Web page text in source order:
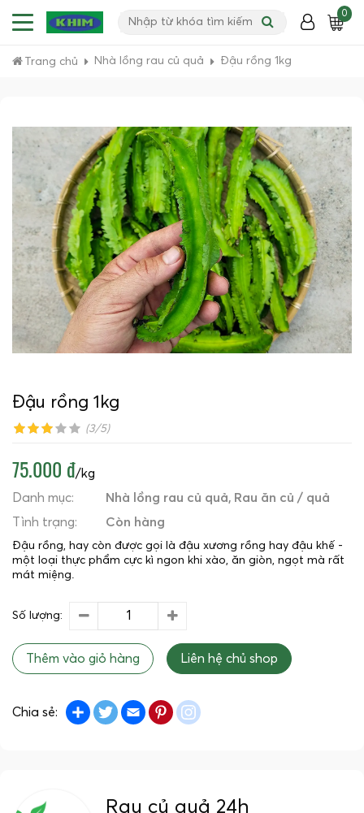
0
Trang chủ Nhà lồng rau củ quả Đậu rồng 1kg
Đậu rồng 1kg
(3/5)
75.000 đ/kg
Danh mục:
Nhà lồng rau củ quả
Rau ăn củ / quả
Tình trạng:
Còn hàng
Đậu rồng, hay còn được gọi là đậu xương rồng hay đậu khế -
một loại thực phẩm cực kì ngon khi xào, ăn giòn, ngọt mà rất
mát miệng.
Số lượng:
Thêm vào giỏ hàng Liên hệ chủ shop
Chia sẻ: Share TwitterEmail Pinterest
Rau củ quả 24h